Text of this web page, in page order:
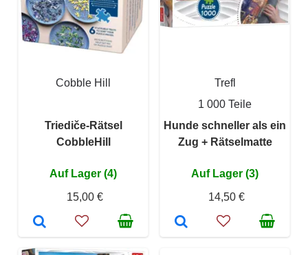
Cobble Hill
Triediče-Rätsel
CobbleHill
Auf Lager (4)
15,00 €
Trefl
1 000 Teile
Hunde schneller als ein
Zug + Rätselmatte
Auf Lager (3)
14,50 €